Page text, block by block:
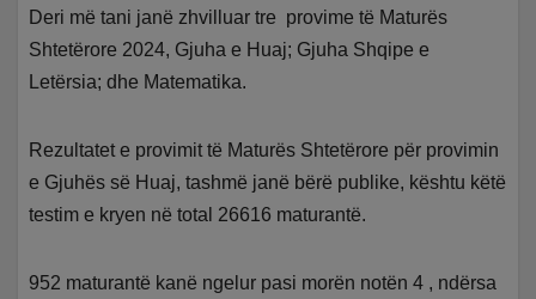
Deri më tani janë zhvilluar tre provime të Maturës
Shtetërore 2024, Gjuha e Huaj; Gjuha Shqipe e
Letërsia; dhe Matematika.
Rezultatet e provimit të Maturës Shtetërore për provimin
e Gjuhës së Huaj, tashmë janë bërë publike, kështu këtë
testim e kryen në total 26616 maturantë.
952 maturantë kanë ngelur pasi morën notën 4 , ndërsa